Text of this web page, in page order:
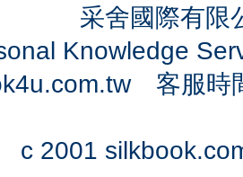
采舍國際有
Knowledge
客服時
c 2001